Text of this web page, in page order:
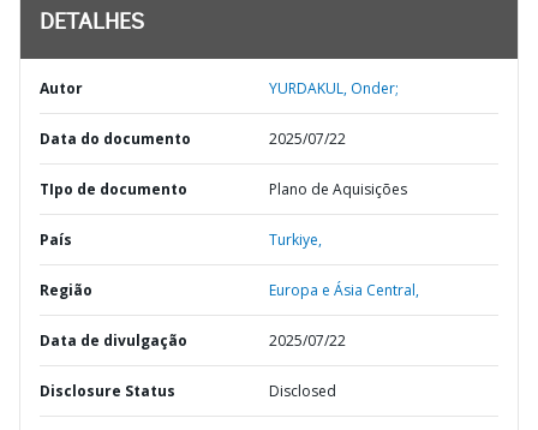
DETALHES
Autor YURDAKUL, Onder;
Data do documento 2025/07/22
TIpo de documento Plano de Aquisições
País Turkiye,
Região Europa e Ásia Central,
Data de divulgação 2025/07/22
Disclosure Status Disclosed